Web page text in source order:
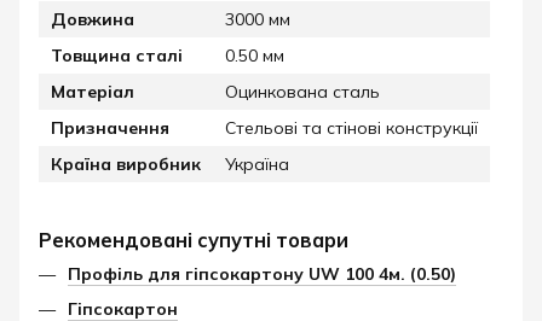
Довжина
3000 мм
Товщина сталі
0.50 мм
Матеріал
Оцинкована сталь
Призначення
Стельові та стінові конструкції
Країна виробник
Україна
Рекомендовані супутні товари
Профіль для гіпсокартону UW 100 4м. (0.50)
Гіпсокартон